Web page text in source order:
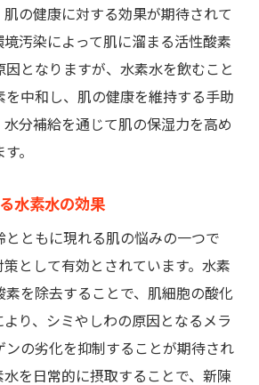
肌の健康に対する効果が期待されて
境汚染によって肌に溜まる活性酸素
因となりますが、水素水を飲むこと
を中和し、肌の健康を維持する手助
水分補給を通じて肌の保湿力を高め
。
水素水の効果
とともに現れる肌の悩みの一つで
として有効とされています。水素
を除去することで、肌細胞の酸化
より、シミやしわの原因となるメラ
ンの劣化を抑制することが期待され
水を日常的に摂取することで、新陳